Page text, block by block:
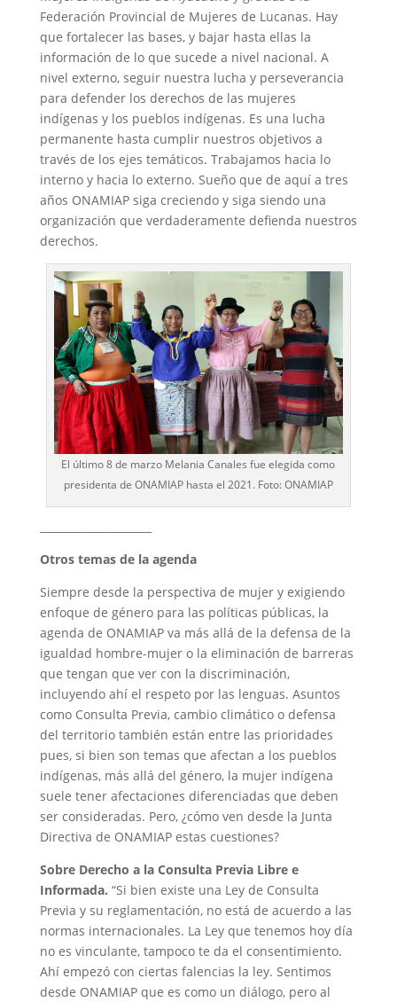
Federación Provincial de Mujeres de Lucanas. Hay
que fortalecer las bases, y bajar hasta ellas la
información de lo que sucede a nivel nacional. A
nivel externo, seguir nuestra lucha y perseverancia
para defender los derechos de las mujeres
indígenas y los pueblos indígenas. Es una lucha
permanente hasta cumplir nuestros objetivos a
través de los ejes temáticos. Trabajamos hacia lo
interno y hacia lo externo. Sueño que de aquí a tres
años ONAMIAP siga creciendo y siga siendo una
organización que verdaderamente defienda nuestros
derechos.
El último 8 de marzo Melania Canales fue elegida como
presidenta de ONAMIAP hasta el 2021. Foto: ONAMIAP
Otros temas de la agenda
Siempre desde la perspectiva de mujer y exigiendo
enfoque de género para las políticas públicas, la
agenda de ONAMIAP va más allá de la defensa de la
igualdad hombre-mujer o la eliminación de barreras
que tengan que ver con la discriminación,
incluyendo ahí el respeto por las lenguas. Asuntos
como Consulta Previa, cambio climático o defensa
del territorio también están entre las prioridades
pues, si bien son temas que afectan a los pueblos
indígenas, más allá del género, la mujer indígena
suele tener afectaciones diferenciadas que deben
ser consideradas. Pero, ¿cómo ven desde la Junta
Directiva de ONAMIAP estas cuestiones?
Sobre Derecho a la Consulta Previa Libre e
Informada. “Si bien existe una Ley de Consulta
Previa y su reglamentación, no está de acuerdo a las
normas internacionales. La Ley que tenemos hoy día
no es vinculante, tampoco te da el consentimiento.
Ahí empezó con ciertas falencias la ley. Sentimos
desde ONAMIAP que es como un diálogo, pero al